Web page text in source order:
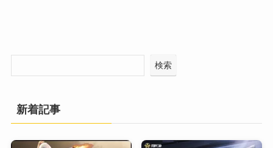
検索
新着記事